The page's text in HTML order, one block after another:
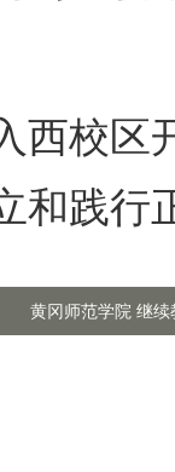
西校区
和践行
黄冈师范学院 继